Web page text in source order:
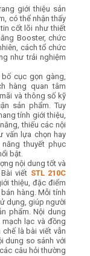
giới thiệu sản
có thể nhận thấy
cốt lõi như thiết
Booster, chức
cách tổ chức
như trải nghiệm
cục gọn gàng,
hàng quan tâm
và thông số kỹ
sản phẩm. Tuy
tính giới thiệu,
thiếu các nội
vấn lựa chọn hay
thuyết phục
bật.
nội dung tốt và
viết STL 210C
thiệu, đặc điểm
hàng. Mỗi tính
dụng, giúp người
phẩm. Nội dung
lạc và đồng
là bài viết vẫn
dung so sánh với
câu hỏi thường